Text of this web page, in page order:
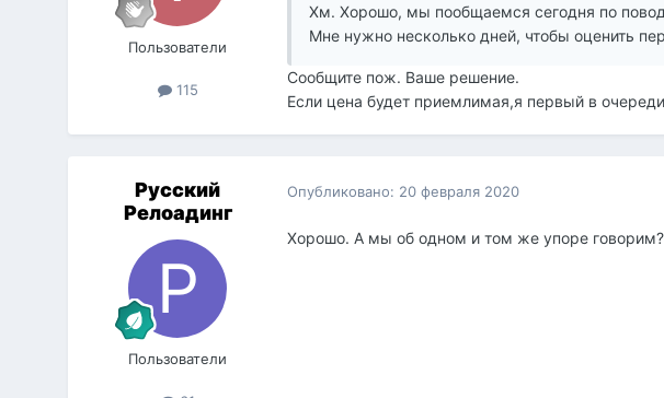
Пользователи
115
Хм. Хорошо, мы пообщаемся сегодня по
Мне нужно несколько дней, чтобы оценить
Сообщите пож. Ваше решение.
Если цена будет приемлимая,я первый в
Русский
Релоадинг
Пользователи
Опубликовано: 20 февраля 2020
Хорошо. А мы об одном и том же упоре